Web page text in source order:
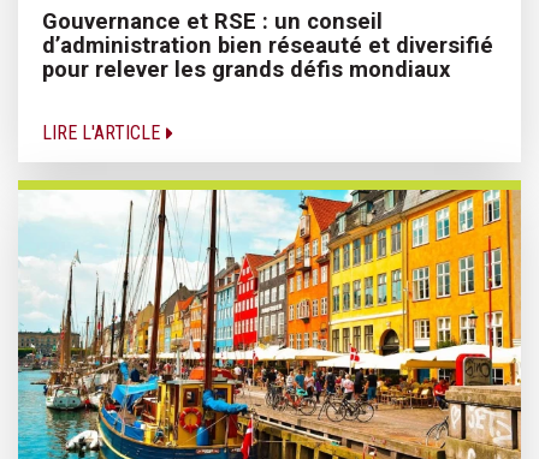
Gouvernance et RSE : un conseil
d’administration bien réseauté et diversifié
pour relever les grands défis mondiaux
LIRE L'ARTICLE